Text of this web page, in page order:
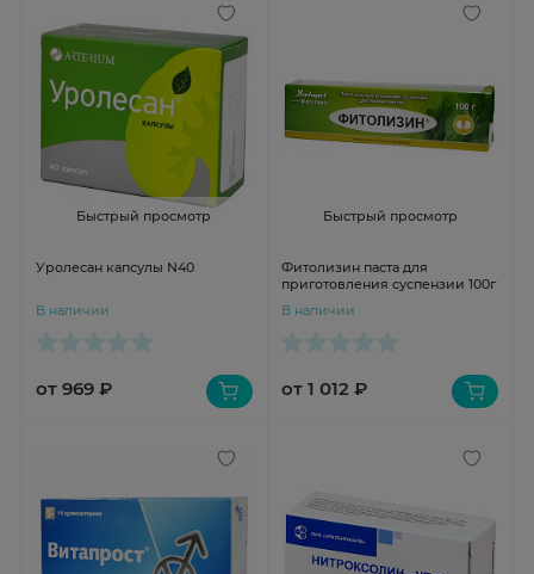
Быстрый просмотр
Уролесан капсулы N40
В наличии
от 969 ₽
Быстрый просмотр
Фитолизин паста для
приготовления суспензии 100г
В наличии
от 1 012 ₽